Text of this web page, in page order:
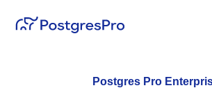
Postgres Pro